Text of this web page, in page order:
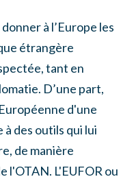
à l’Europe les
étrangère
tant en
D’une part,
d'une
des outils qui lui
de manière
l'OTAN. L'EUFOR ou